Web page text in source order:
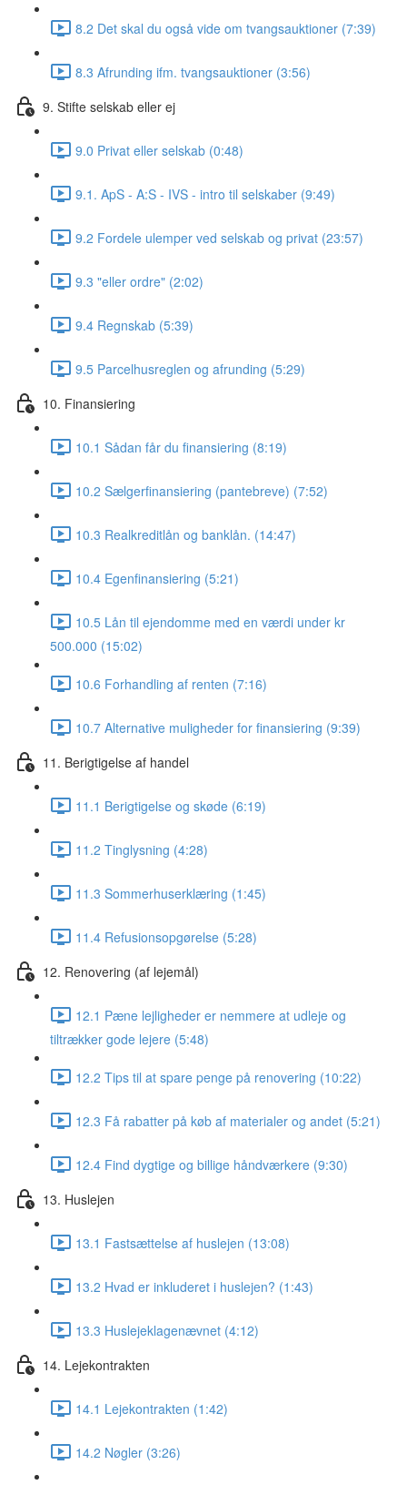
8.2 Det skal du også vide om tvangsauktioner (7:39)
8.3 Afrunding ifm. tvangsauktioner (3:56)
9. Stifte selskab eller ej
9.0 Privat eller selskab (0:48)
9.1. ApS - A:S - IVS - intro til selskaber (9:49)
9.2 Fordele ulemper ved selskab og privat (23:57)
9.3 "eller ordre" (2:02)
9.4 Regnskab (5:39)
9.5 Parcelhusreglen og afrunding (5:29)
10. Finansiering
10.1 Sådan får du finansiering (8:19)
10.2 Sælgerfinansiering (pantebreve) (7:52)
10.3 Realkreditlån og banklån. (14:47)
10.4 Egenfinansiering (5:21)
10.5 Lån til ejendomme med en værdi under kr
500.000 (15:02)
10.6 Forhandling af renten (7:16)
10.7 Alternative muligheder for finansiering (9:39)
11. Berigtigelse af handel
11.1 Berigtigelse og skøde (6:19)
11.2 Tinglysning (4:28)
11.3 Sommerhuserklæring (1:45)
11.4 Refusionsopgørelse (5:28)
12. Renovering (af lejemål)
12.1 Pæne lejligheder er nemmere at udleje og
tiltrækker gode lejere (5:48)
12.2 Tips til at spare penge på renovering (10:22)
12.3 Få rabatter på køb af materialer og andet (5:21)
12.4 Find dygtige og billige håndværkere (9:30)
13. Huslejen
13.1 Fastsættelse af huslejen (13:08)
13.2 Hvad er inkluderet i huslejen? (1:43)
13.3 Huslejeklagenævnet (4:12)
14. Lejekontrakten
14.1 Lejekontrakten (1:42)
14.2 Nøgler (3:26)